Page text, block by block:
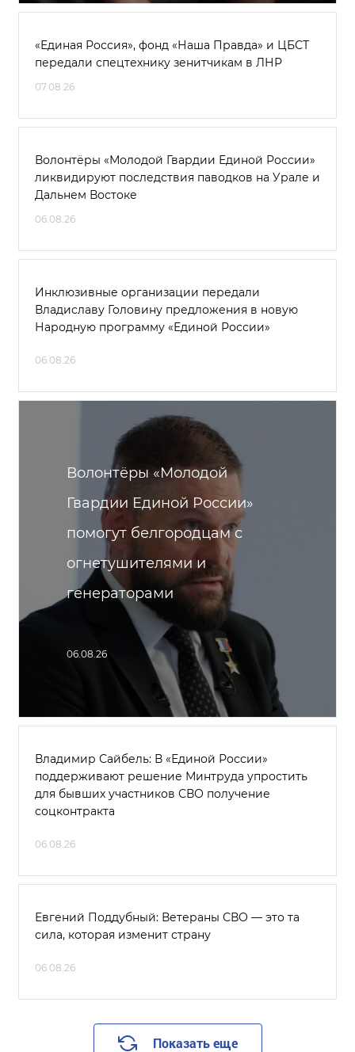
«Единая Россия», фонд «Наша Правда» и ЦБСТ
передали спецтехнику зенитчикам в ЛНР
07.08.26
Волонтёры «Молодой Гвардии Единой России»
ликвидируют последствия паводков на Урале и
Дальнем Востоке
06.08.26
Инклюзивные организации передали
Владиславу Головину предложения в новую
Народную программу «Единой России»
06.08.26
Волонтёры «Молодой
Гвардии Единой России»
помогут белгородцам с
огнетушителями и
генераторами
06.08.26
Владимир Сайбель: В «Единой России»
поддерживают решение Минтруда упростить
для бывших участников СВО получение
соцконтракта
06.08.26
Евгений Поддубный: Ветераны СВО — это та
сила, которая изменит страну
06.08.26
Показать еще